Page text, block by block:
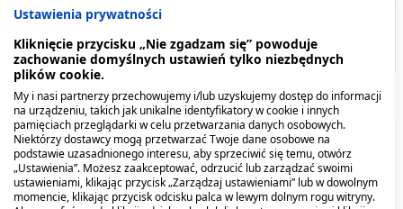
DHL - Automaty DHL BOX 24/7 i punkty POP
ORLEN Paczka - ORLEN Paczka
InPost Paczkomat® 24/7 - InPost Paczkomat® 24/7
Bestsellery Produkty z tej serii Podobne
Ustawienia prywatności
Kliknięcie przycisku „Nie zgadzam się” powoduje
zachowanie domyślnych ustawień tylko niezbędnych
plików cookie.
My i nasi partnerzy przechowujemy i/lub uzyskujemy dostęp do informacji
na urządzeniu, takich jak unikalne identyfikatory w cookie i innych
pamięciach przeglądarki w celu przetwarzania danych osobowych.
Niektórzy dostawcy mogą przetwarzać Twoje dane osobowe na
podstawie uzasadnionego interesu, aby sprzeciwić się temu, otwórz
„Ustawienia”. Możesz zaakceptować, odrzucić lub zarządzać swoimi
ustawieniami, klikając przycisk „Zarządzaj ustawieniami” lub w dowolnym
momencie, klikając przycisk odcisku palca w lewym dolnym rogu witryny.